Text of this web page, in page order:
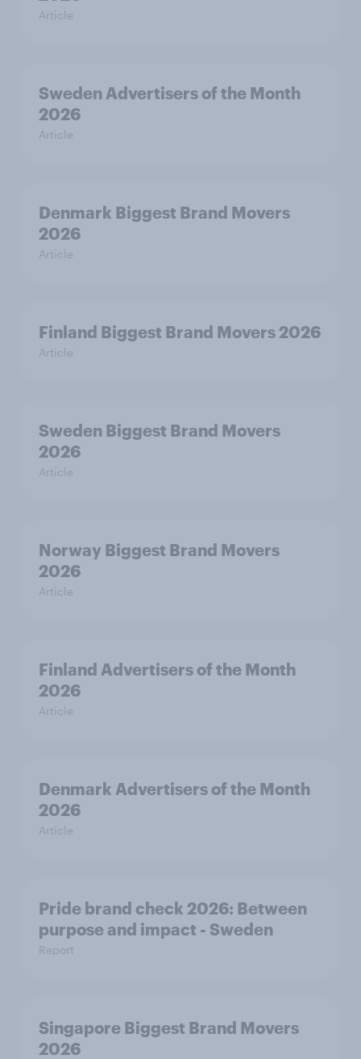
Article
Sweden Advertisers of the Month
2026
Article
Denmark Biggest Brand Movers
2026
Article
Finland Biggest Brand Movers 2026
Article
Sweden Biggest Brand Movers
2026
Article
Norway Biggest Brand Movers
2026
Article
Finland Advertisers of the Month
2026
Article
Denmark Advertisers of the Month
2026
Article
Pride brand check 2026: Between
purpose and impact - Sweden
Report
Singapore Biggest Brand Movers
2026